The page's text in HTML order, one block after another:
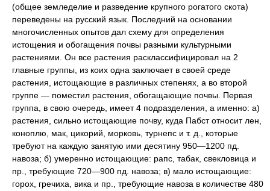
(общее земледелие и разведение крупного рогатого скота)
переведены на русский язык. Последний на основании
многочисленных опытов дал схему для определения
истощения и обогащения почвы разными культурными
растениями. Он все растения расклассифицировал на 2
главные группы, из коих одна заключает в своей среде
растения, истощающие в различных степенях, а во второй
группе — поместил растения, обогащающие почвы. Первая
группа, в свою очередь, имеет 4 подразделения, а именно: а)
растения, сильно истощающие почву, куда Пабст относит лен,
коноплю, мак, цикорий, морковь, турнепс и т. д., которые
требуют на каждую занятую ими десятину 950—1200 пд.
навоза; б) умеренно истощающие: рапс, табак, свекловица и
пр., требующие 720—900 пд. навоза; в) мало истощающие:
горох, гречиха, вика и пр., требующие навоза в количестве 480